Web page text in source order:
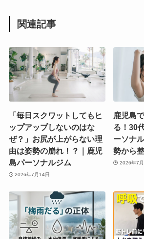
関連記事
「毎日スクワットしてもヒ
ップアップしないのはな
ぜ？」お尻が上がらない理
由は姿勢の崩れ！？｜鹿児
島パーソナルジム
2026年7月14日
鹿児島
る！30
ーソナ
勢から
2026年7